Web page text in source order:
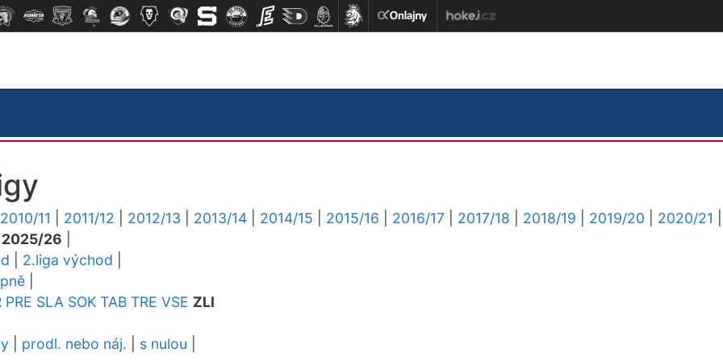
2010/11 2011/12 2012/13 2013/14 2014/15 2015/16 2016/17 2017/18 2018/19 2019/20 2020/21
2025/26
2.liga východ
PRE SLA SOK TAB TRE VSE ZLI
prodl. nebo náj. s nulou